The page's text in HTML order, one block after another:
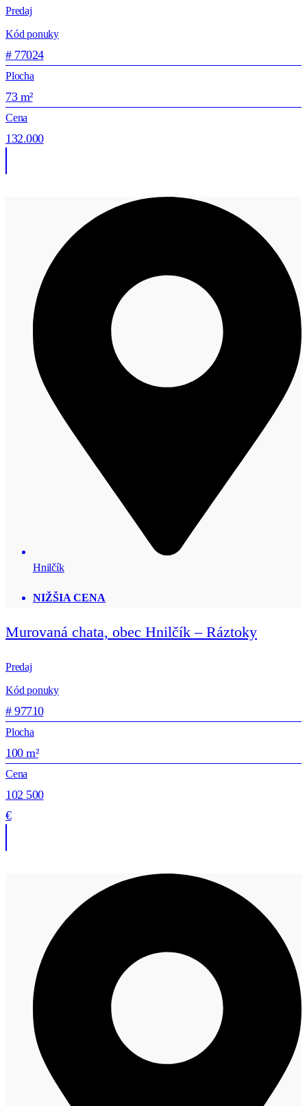
Predaj
Kód ponuky
# 77024
Plocha
73 m²
Cena
132.000
Hnilčík
NIŽŠIA CENA
Murovaná chata, obec Hnilčík – Ráztoky
Predaj
Kód ponuky
# 97710
Plocha
100 m²
Cena
102 500
€